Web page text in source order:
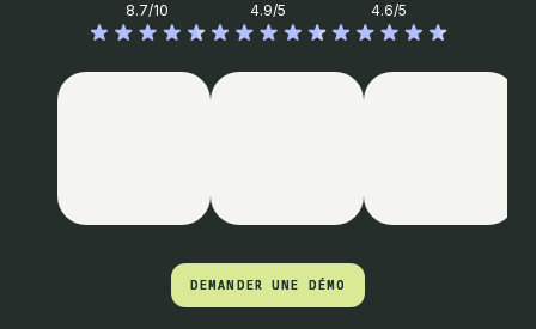
8.7/10 4.9/5 4.6/5
DEMANDER UNE DÉMO
DEMANDER UNE DÉMO